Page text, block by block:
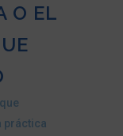
O EL
práctica